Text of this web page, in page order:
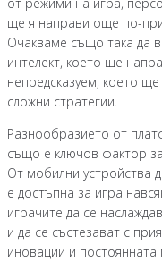
ще я направи още по-
Очакваме също така да
интелект, което ще
непредсказуем, което
сложни стратегии.
Разнообразието от
също е ключов фактор
От мобилни устройства
е достъпна за игра
играчите да се
и да се състезават с
иновации и